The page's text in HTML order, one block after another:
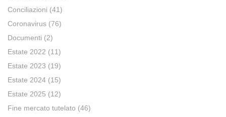
Conciliazioni (41)
Coronavirus (76)
Documenti (2)
Estate 2022 (11)
Estate 2023 (19)
Estate 2024 (15)
Estate 2025 (12)
Fine mercato tutelato (46)